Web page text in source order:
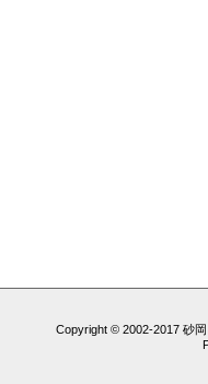
Copyright © 2002-2017 砂